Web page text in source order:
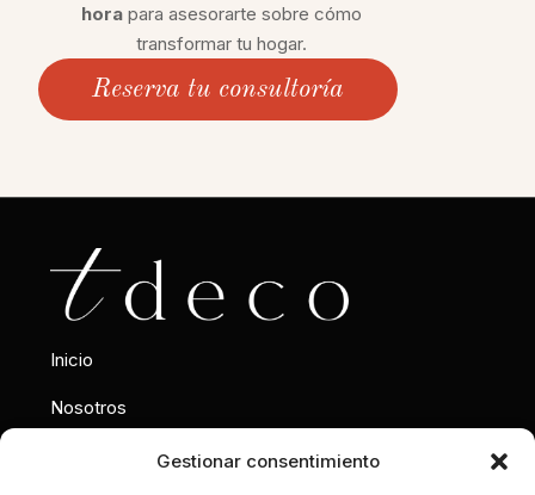
Gestionar consentimiento
hora para asesorarte sobre cómo
transformar tu hogar.
Reserva tu consultoría
Inicio
Nosotros